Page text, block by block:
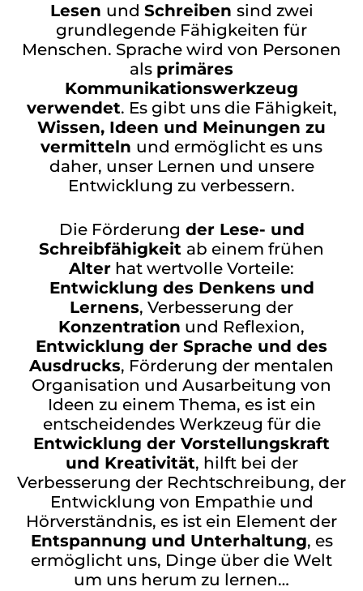
Lesen und Schreiben sind zwei
grundlegende Fähigkeiten für
Menschen. Sprache wird von Personen
als primäres
Kommunikationswerkzeug
verwendet. Es gibt uns die Fähigkeit,
Wissen, Ideen und Meinungen zu
vermitteln und ermöglicht es uns
daher, unser Lernen und unsere
Entwicklung zu verbessern.
Die Förderung der Lese- und
Schreibfähigkeit ab einem frühen
Alter hat wertvolle Vorteile:
Entwicklung des Denkens und
Lernens, Verbesserung der
Konzentration und Reflexion,
Entwicklung der Sprache und des
Ausdrucks, Förderung der mentalen
Organisation und Ausarbeitung von
Ideen zu einem Thema, es ist ein
entscheidendes Werkzeug für die
Entwicklung der Vorstellungskraft
und Kreativität, hilft bei der
Verbesserung der Rechtschreibung, der
Entwicklung von Empathie und
Hörverständnis, es ist ein Element der
Entspannung und Unterhaltung, es
ermöglicht uns, Dinge über die Welt
um uns herum zu lernen…